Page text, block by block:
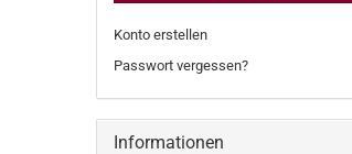
Konto erstellen
Passwort vergessen?
Informationen